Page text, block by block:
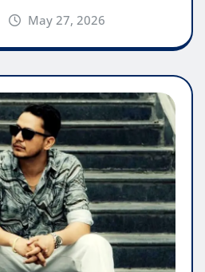
May 27, 2026